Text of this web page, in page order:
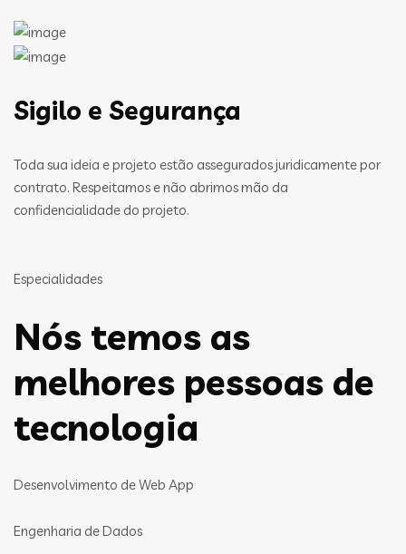
Sigilo e Segurança
Toda sua ideia e projeto estão assegurados juridicamente por
contrato. Respeitamos e não abrimos mão da
confidencialidade do projeto.
Especialidades
Nós temos as
melhores pessoas de
tecnologia
Desenvolvimento de Web App
Engenharia de Dados